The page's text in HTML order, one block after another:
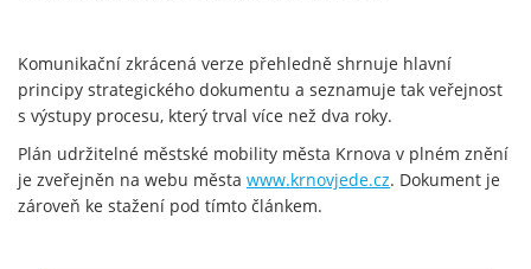
Komunikační zkrácená verze přehledně shrnuje hlavní
principy strategického dokumentu a seznamuje tak veřejnost
s výstupy procesu, který trval více než dva roky.
Plán udržitelné městské mobility města Krnova v plném znění
je zveřejněn na webu města www.krnovjede.cz. Dokument je
zároveň ke stažení pod tímto článkem.